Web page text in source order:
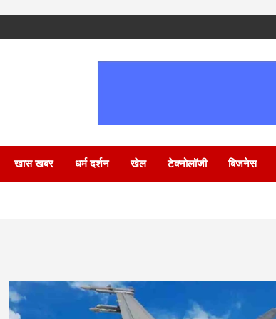
खास खबर धर्म दर्शन खेल टेक्नोलॉजी बिजनेस